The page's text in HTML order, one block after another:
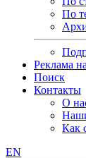
По
Реклама
Поиск
Контакты
О
Как
EN